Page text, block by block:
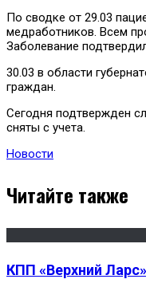
По сводке от 29.03
медработников. Всем
Заболевание
30.03 в области
граждан.
Сегодня подтвержден
сняты с учета.
Новости
Читайте также
КПП «Верхний